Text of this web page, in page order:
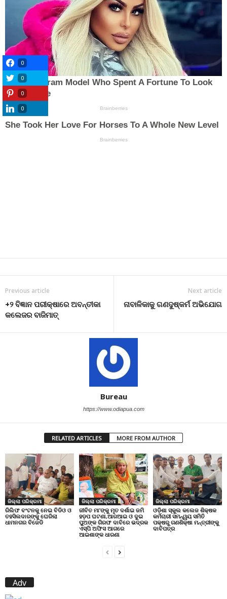
Previous article
+୨ ବିଜ୍ଞାନ ପରୀକ୍ଷାରେ ଅବନ୍ତୀକା
କଲେଜର ବାଜିମାତ୍
Next article
ନାବାଳିକାକୁ ଗଣଦୁଷ୍କର୍ମ ଅଭିଯୋଗ
Bureau
https://www.odiapua.com
RELATED ARTICLES MORE FROM AUTHOR
ଜିଲ୍ଲା ପରିକ୍ରମା
ରିଲିଫ ବଂଟନକୁ ନେଇ ବିଡିଓ ଓ
ତହସିଲଦାରଙ୍କୁ ଘେରିଲା
ଧାମନଗର ବିଜେଡି
ଜିଲ୍ଲା ପରିକ୍ରମା
ଜୀବିତ ମା’ଙ୍କୁ ମୃତ ଦର୍ଶାଇ ଜମି
ହଡ଼ପ ଘଟଣା,ଆରଆଇ ଓ ଦୁଇ
ପୁଅଙ୍କ ଗିରଫ ଦାବିରେ ଭଦ୍ରକ
ଏସ୍‌ପି ଅଫିସ ଆଗରେ
ଆଇଶାଙ୍କ ଧାରଣା
ଜିଲ୍ଲା ପରିକ୍ରମା
ଓଡ଼ିଶା ସ୍କୁଲ କଲେଜ ଶିକ୍ଷକ
କର୍ମଚାରୀ ସମନ୍ୱୟ ସମିତି
ପକ୍ଷରୁ ଗଣଶିକ୍ଷା ମନ୍ତ୍ରୀଙ୍କୁ
ଦାବିପତ୍ର
Adv
0
0
0
0